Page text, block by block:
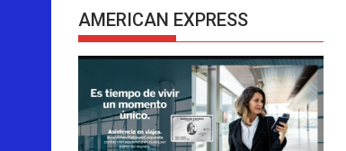
AMERICAN EXPRESS